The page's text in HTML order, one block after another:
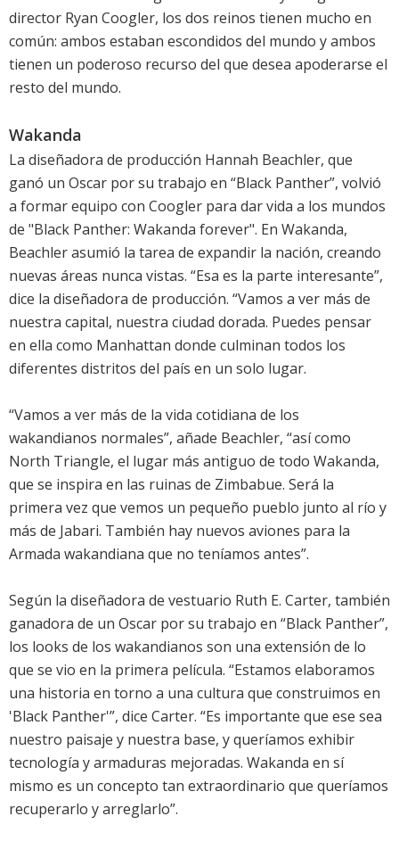
director Ryan Coogler, los dos reinos tienen mucho en
común: ambos estaban escondidos del mundo y ambos
tienen un poderoso recurso del que desea apoderarse el
resto del mundo.
Wakanda
La diseñadora de producción Hannah Beachler, que
ganó un Oscar por su trabajo en “Black Panther”, volvió
a formar equipo con Coogler para dar vida a los mundos
de "Black Panther: Wakanda forever". En Wakanda,
Beachler asumió la tarea de expandir la nación, creando
nuevas áreas nunca vistas. “Esa es la parte interesante”,
dice la diseñadora de producción. “Vamos a ver más de
nuestra capital, nuestra ciudad dorada. Puedes pensar
en ella como Manhattan donde culminan todos los
diferentes distritos del país en un solo lugar.
“Vamos a ver más de la vida cotidiana de los
wakandianos normales”, añade Beachler, “así como
North Triangle, el lugar más antiguo de todo Wakanda,
que se inspira en las ruinas de Zimbabue. Será la
primera vez que vemos un pequeño pueblo junto al río y
más de Jabari. También hay nuevos aviones para la
Armada wakandiana que no teníamos antes”.
Según la diseñadora de vestuario Ruth E. Carter, también
ganadora de un Oscar por su trabajo en “Black Panther”,
los looks de los wakandianos son una extensión de lo
que se vio en la primera película. “Estamos elaboramos
una historia en torno a una cultura que construimos en
'Black Panther'”, dice Carter. “Es importante que ese sea
nuestro paisaje y nuestra base, y queríamos exhibir
tecnología y armaduras mejoradas. Wakanda en sí
mismo es un concepto tan extraordinario que queríamos
recuperarlo y arreglarlo”.